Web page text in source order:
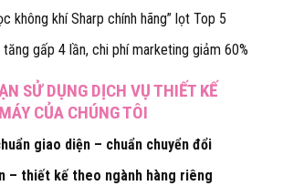
không khí Sharp chính hãng” lọt Top 5
tăng gấp 4 lần, chi phí marketing giảm 60%
SỬ DỤNG DỊCH VỤ THIẾT KẾ
CỦA CHÚNG TÔI
giao diện – chuẩn chuyển đổi
– thiết kế theo ngành hàng riêng